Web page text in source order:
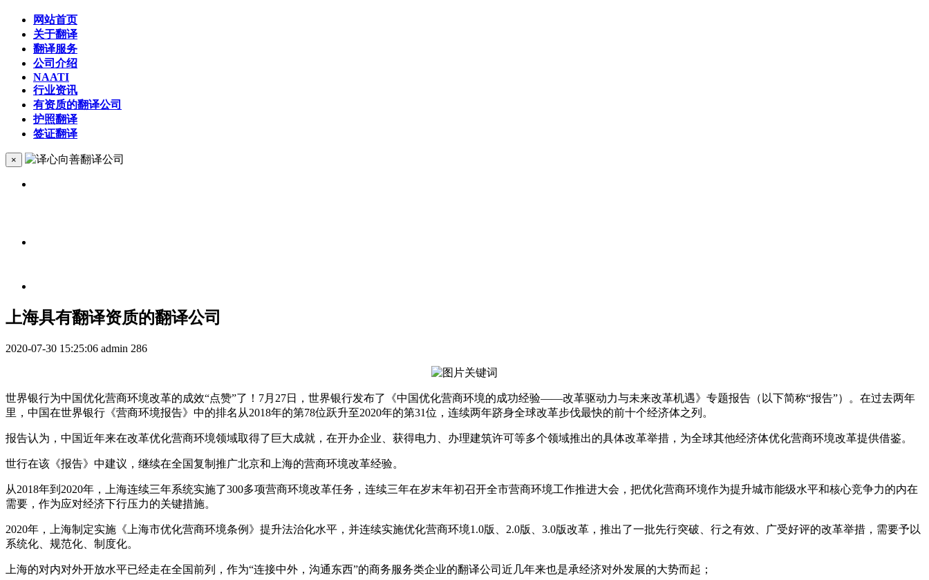
网站首页
关于翻译
翻译服务
公司介绍
NAATI
行业资讯
有资质的翻译公司
护照翻译
签证翻译
×
上海具有翻译资质的翻译公司
2020-07-30 15:25:06 admin 286
世界银行为中国优化营商环境改革的成效“点赞”了！7月27日，世界银行发布了《中国优化营商环境的成功经验——改革驱动力与未来改革机遇》专题报告（以下简称“报告”）。在过去两年
里，中国在世界银行《营商环境报告》中的排名从2018年的第78位跃升至2020年的第31位，连续两年跻身全球改革步伐最快的前十个经济体之列。
报告认为，中国近年来在改革优化营商环境领域取得了巨大成就，在开办企业、获得电力、办理建筑许可等多个领域推出的具体改革举措，为全球其他经济体优化营商环境改革提供借鉴。
世行在该《报告》中建议，继续在全国复制推广北京和上海的营商环境改革经验。
从2018年到2020年，上海连续三年系统实施了300多项营商环境改革任务，连续三年在岁末年初召开全市营商环境工作推进大会，把优化营商环境作为提升城市能级水平和核心竞争力的内在
需要，作为应对经济下行压力的关键措施。
2020年，上海制定实施《上海市优化营商环境条例》提升法治化水平，并连续实施优化营商环境1.0版、2.0版、3.0版改革，推出了一批先行突破、行之有效、广受好评的改革举措，需要予以
系统化、规范化、制度化。
上海的对内对外开放水平已经走在全国前列，作为“连接中外，沟通东西”的商务服务类企业的翻译公司近几年来也是承经济对外发展的大势而起；